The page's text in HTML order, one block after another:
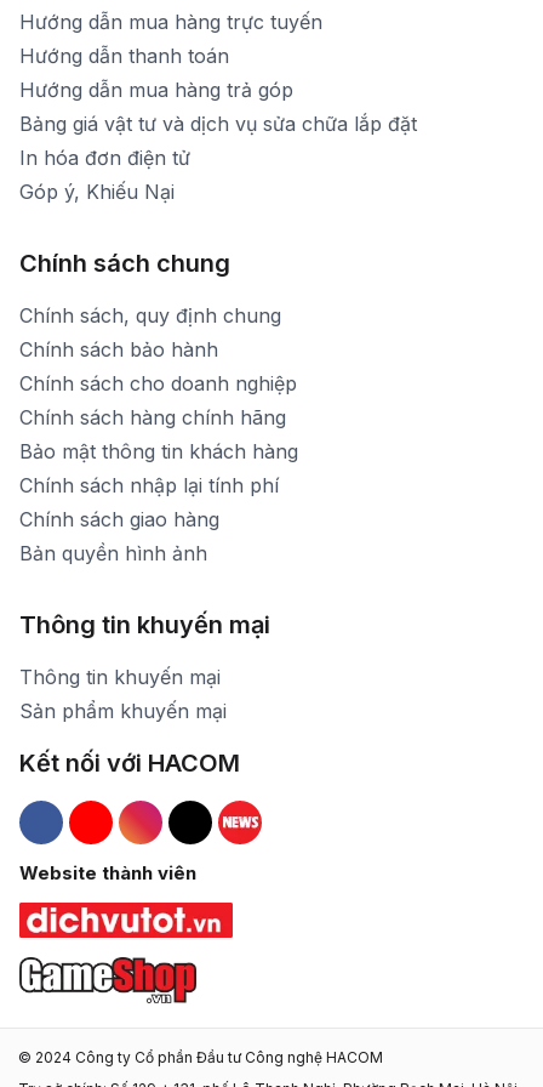
Hướng dẫn mua hàng trực tuyến
Hướng dẫn thanh toán
Hướng dẫn mua hàng trả góp
Bảng giá vật tư và dịch vụ sửa chữa lắp đặt
In hóa đơn điện tử
Góp ý, Khiếu Nại
Chính sách chung
Chính sách, quy định chung
Chính sách bảo hành
Chính sách cho doanh nghiệp
Chính sách hàng chính hãng
Bảo mật thông tin khách hàng
Chính sách nhập lại tính phí
Chính sách giao hàng
Bản quyền hình ảnh
Thông tin khuyến mại
Thông tin khuyến mại
Sản phẩm khuyến mại
Kết nối với HACOM
Hacom Facebook
Hacom YouTube
Hacom Instagram
Hacom TikTok
Website thành viên
© 2024 Công ty Cổ phần Đầu tư Công nghệ HACOM